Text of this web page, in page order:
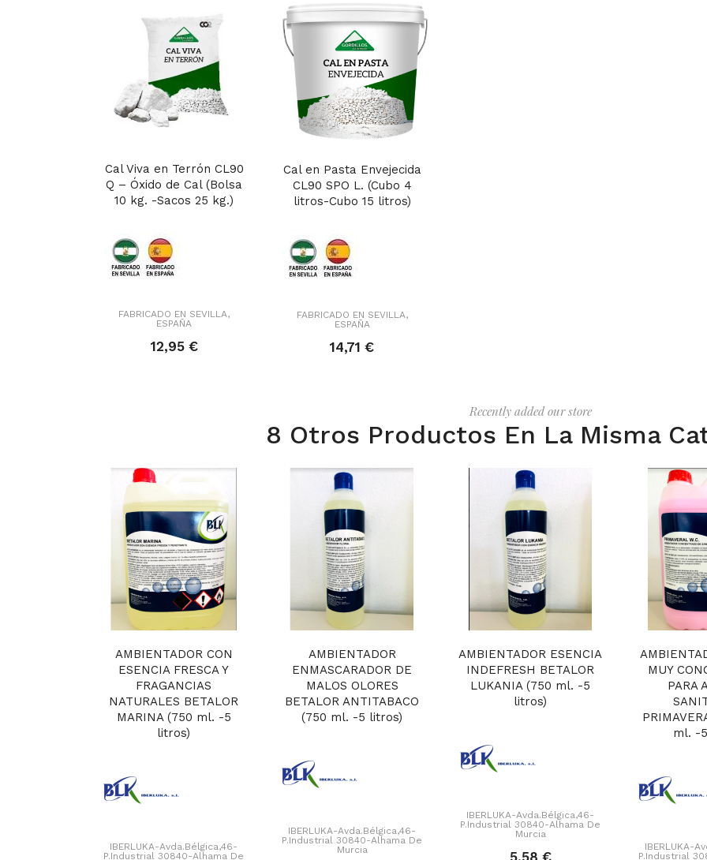
Cal Viva en Terrón CL90
Q – Óxido de Cal (Bolsa
10 kg. -Sacos 25 kg.)
FABRICADO EN SEVILLA,
ESPAÑA
12,95 €
Cal en Pasta Envejecida
CL90 SPO L. (Cubo 4
litros-Cubo 15 litros)
FABRICADO EN SEVILLA,
ESPAÑA
14,71 €
Recently added our store
8 Otros Productos En La Misma
AMBIENTADOR CON
ESENCIA FRESCA Y
FRAGANCIAS
NATURALES BETALOR
MARINA (750 ml. -5
litros)
IBERLUKA-Avda.Bélgica,46-
P.Industrial 30840-Alhama De
AMBIENTADOR
ENMASCARADOR DE
MALOS OLORES
BETALOR ANTITABACO
(750 ml. -5 litros)
IBERLUKA-Avda.Bélgica,46-
P.Industrial 30840-Alhama De
Murcia
AMBIENTADOR ESENCIA
INDEFRESH BETALOR
LUKANIA (750 ml. -5
litros)
IBERLUKA-Avda.Bélgica,46-
P.Industrial 30840-Alhama De
Murcia
5,58 €
MUY
PARA
ml. -
IBERLUKA-
P.Industrial